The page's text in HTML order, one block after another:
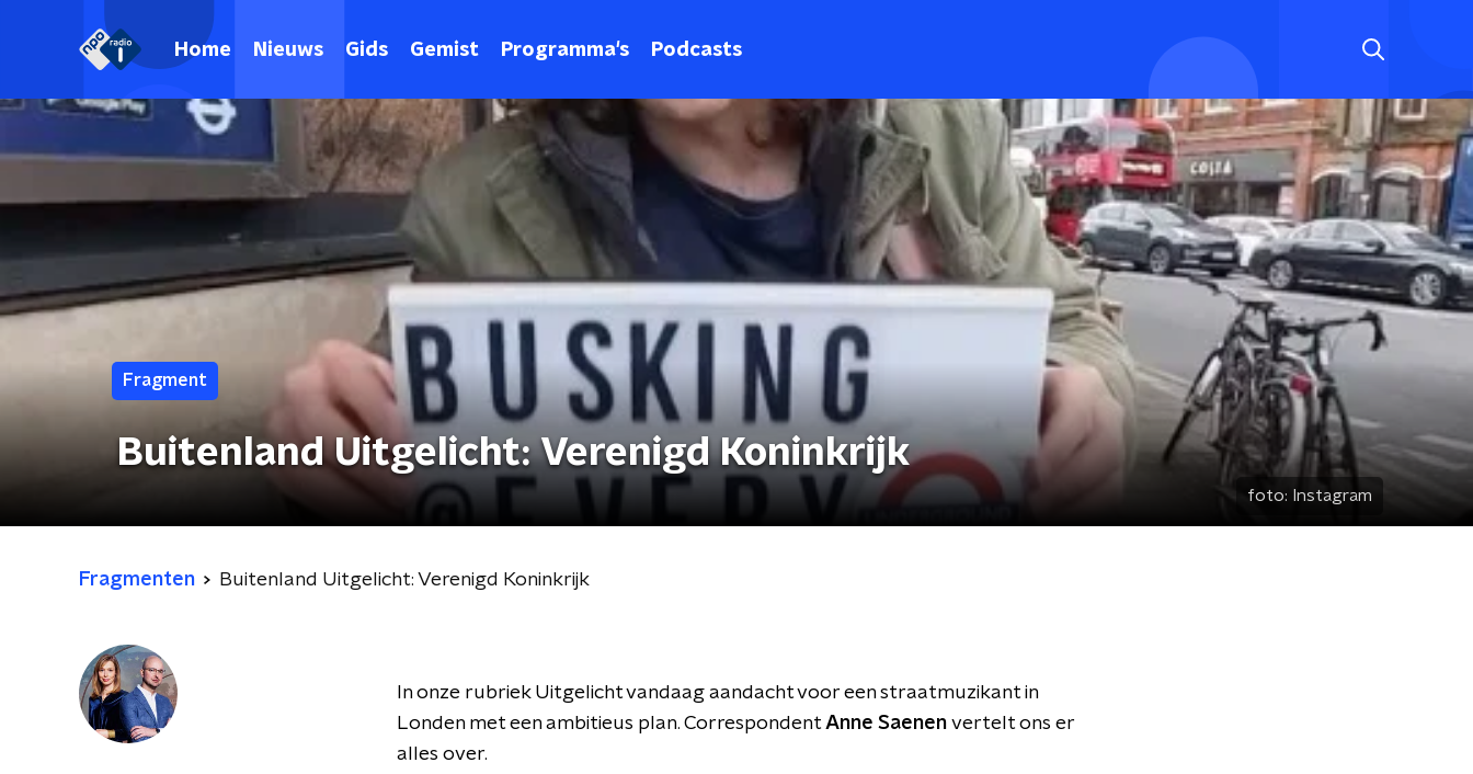
Home Nieuws Gids Gemist Programma's Podcasts
Fragment
Buitenland Uitgelicht: Verenigd Koninkrijk
foto: Instagram
Fragmenten Buitenland Uitgelicht: Verenigd Koninkrijk
In onze rubriek Uitgelicht vandaag aandacht voor een straatmuzikant in
Londen met een ambitieus plan. Correspondent Anne Saenen vertelt ons er
alles over.